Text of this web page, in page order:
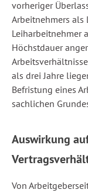
vorheriger
Arbeitnehmers als
Leiharbeitnehmer
Höchstdauer
als drei Jahre
Befristung eines
sachlichen
Auswirkung
Von